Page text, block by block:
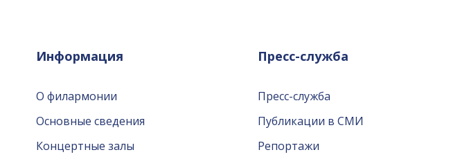
Информация
О филармонии
Основные сведения
Концертные залы
Пресс-служба
Пресс-служба
Публикации в СМИ
Репортажи